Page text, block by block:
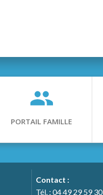
PORTAIL FAMILLE
Contact :
Tél. : 04 49 29 59 30